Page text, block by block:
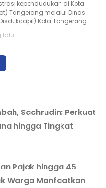
kependudukan di Kota
Tangerang melalui Dinas
Kota Tangerang...
lalu
Sachrudin: Perkuat
hingga Tingkat
Pajak hingga 45
Warga Manfaatkan